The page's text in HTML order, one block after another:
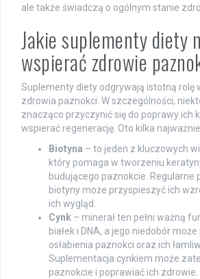
ale także świadczą o ogólnym stanie
Jakie suplementy diety
wspierać zdrowie
Suplementy diety odgrywają istotną rolę
zdrowia paznokci. W szczególności,
znacząco przyczynić się do poprawy ich
wspierać regenerację. Oto kilka
Biotyna – to jeden z kluczowych
który pomaga w tworzeniu
budującego paznokcie. Regularne
biotyny może przyspieszyć ich
ich wygląd.
Cynk – minerał ten pełni ważną
białek i DNA, a jego niedobór
osłabienia paznokci oraz ich
Suplementacja cynkiem może
paznokcie i poprawiać ich zdrowie.